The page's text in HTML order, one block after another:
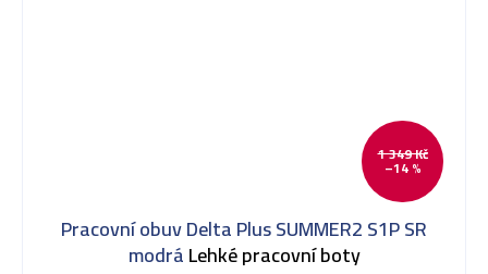
1 349 Kč
–14 %
Pracovní obuv Delta Plus SUMMER2 S1P SR
modráLehké pracovní boty